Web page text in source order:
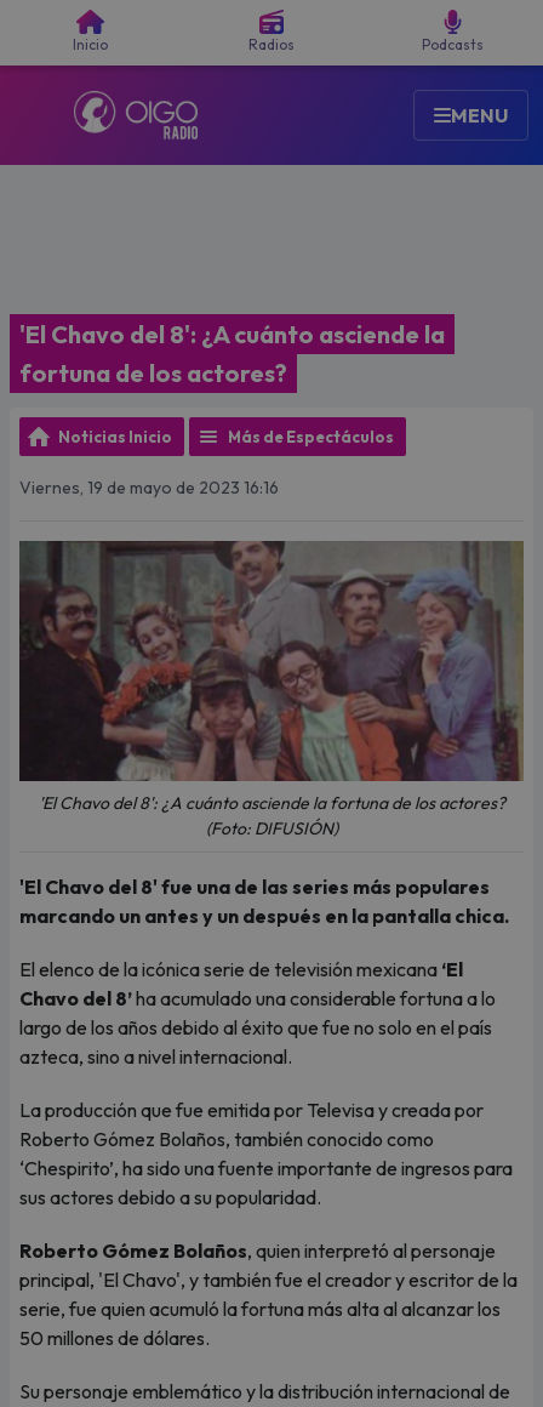
Inicio Radios Podcasts
MENU
'El Chavo del 8': ¿A cuánto asciende la
fortuna de los actores?
Noticias Inicio Más de Espectáculos
Viernes, 19 de mayo de 2023 16:16
'El Chavo del 8': ¿A cuánto asciende la fortuna de los actores?
(Foto: DIFUSIÓN)
'El Chavo del 8' fue una de las series más populares
marcando un antes y un después en la pantalla chica.
El elenco de la icónica serie de televisión mexicana ‘El
Chavo del 8’ha acumulado una considerable fortuna a lo
largo de los años debido al éxito que fue no solo en el país
azteca, sino a nivel internacional.
La producción que fue emitida por Televisa y creada por
Roberto Gómez Bolaños, también conocido como
‘Chespirito’, ha sido una fuente importante de ingresos para
sus actores debido a su popularidad.
Roberto Gómez Bolaños, quien interpretó al personaje
principal, 'El Chavo', y también fue el creador y escritor de la
serie, fue quien acumuló la fortuna más alta al alcanzar los
50 millones de dólares.
Su personaje emblemático y la distribución internacional de